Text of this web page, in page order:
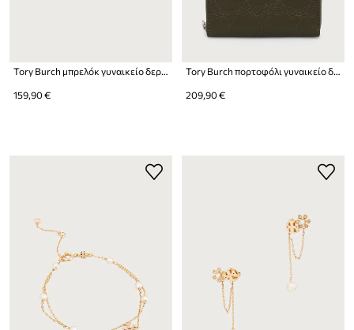
Tory Burch μπρελόκ γυναικείο δερμάτινο Romy
159,90 €
Tory Burch πορτοφόλι γυναικείο δερμάτινο Charlie
209,90 €